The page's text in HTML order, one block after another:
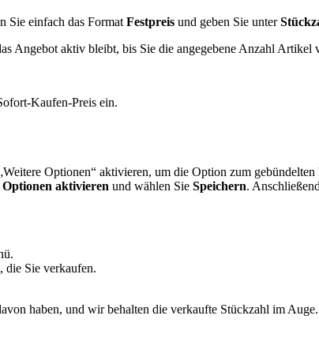
Sie einfach das Format Festpreis und geben Sie unter
Angebot aktiv bleibt, bis Sie die angegebene Anzahl Artikel
Kaufen-Preis ein.
Optionen“ aktivieren, um die Option zum
Optionen aktivieren und wählen Sie Speichern.
die Sie verkaufen.
haben, und wir behalten die verkaufte Stückzahl im